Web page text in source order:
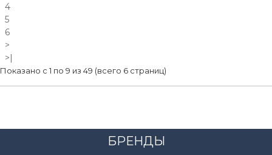
4
5
6
>
>|
Показано с 1 по 9 из 49 (всего 6 страниц)
БРЕНДЫ